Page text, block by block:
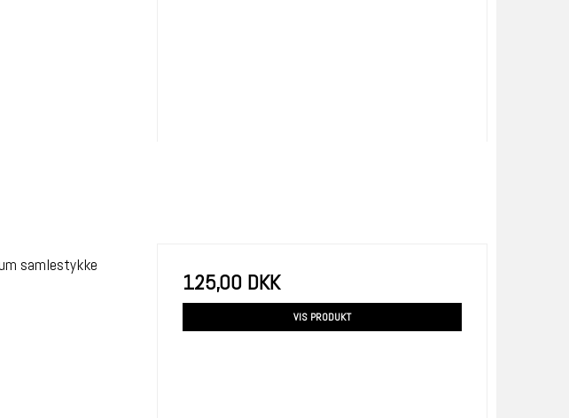
samlestykke
125,00 DKK
VIS PRODUKT